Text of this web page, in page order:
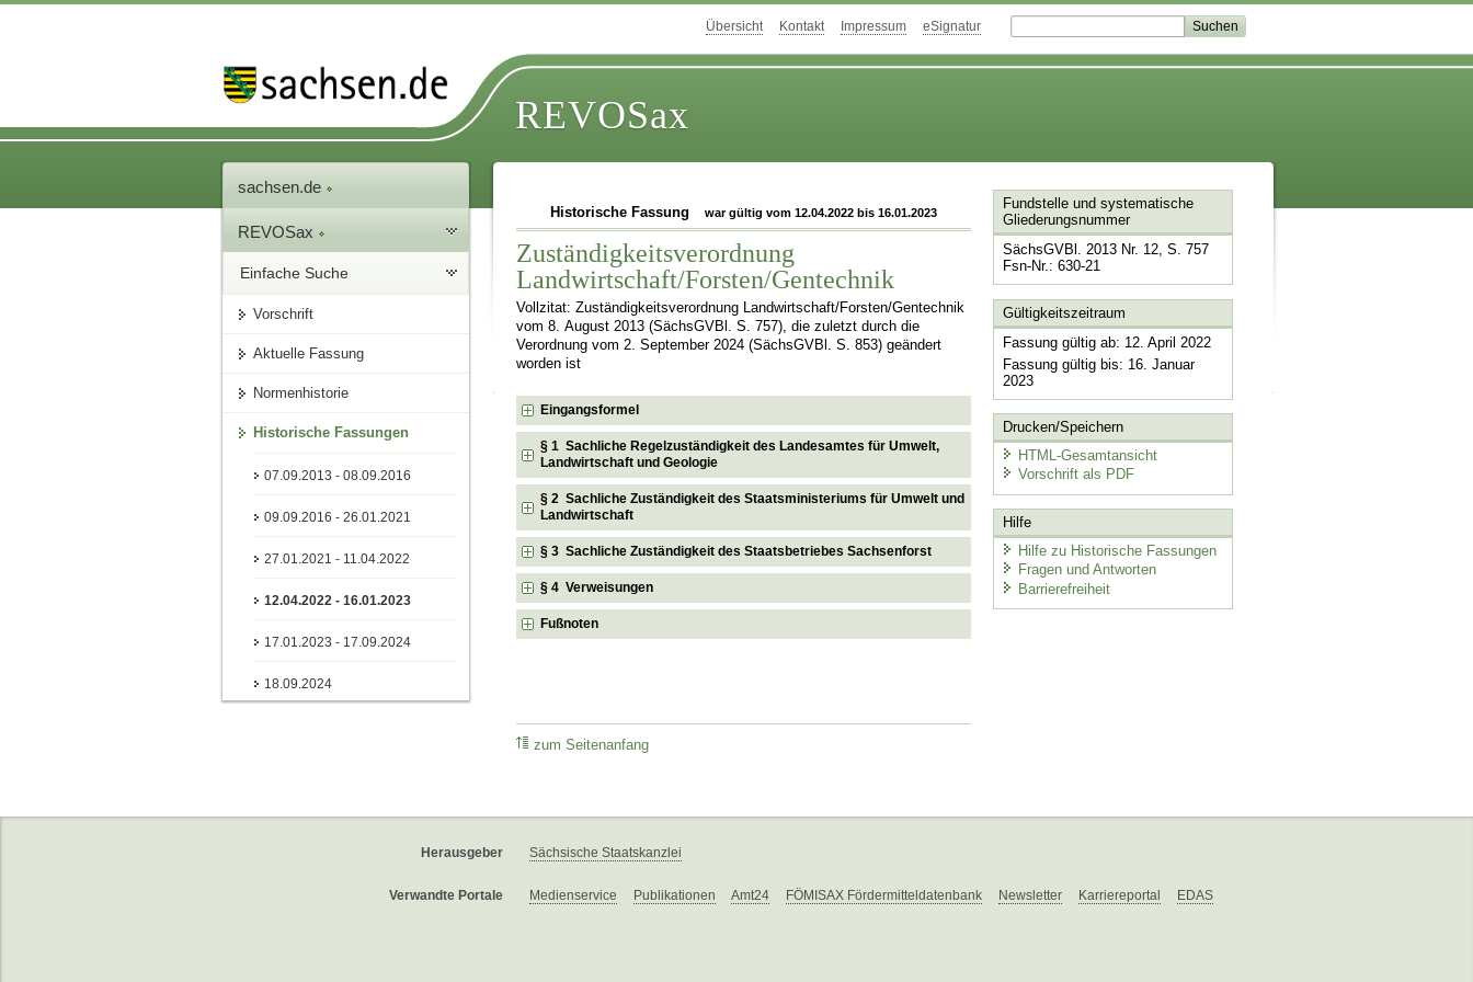
Übersicht Kontakt Impressum eSignatur
REVOSax
sachsen.de
REVOSax
Einfache Suche
Vorschrift
Aktuelle Fassung
Normenhistorie
Historische Fassungen
07.09.2013 - 08.09.2016
09.09.2016 - 26.01.2021
27.01.2021 - 11.04.2022
12.04.2022 - 16.01.2023
17.01.2023 - 17.09.2024
18.09.2024
Historische Fassung war gültig vom 12.04.2022 bis 16.01.2023
Zuständigkeitsverordnung
Landwirtschaft/Forsten/Gentechnik
Vollzitat: Zuständigkeitsverordnung Landwirtschaft/Forsten/Gentechnik
vom 8. August 2013 (SächsGVBl. S. 757), die zuletzt durch die
Verordnung vom 2. September 2024 (SächsGVBl. S. 853) geändert
worden ist
Eingangsformel
§ 1 Sachliche Regelzuständigkeit des Landesamtes für Umwelt,
Landwirtschaft und Geologie
§ 2 Sachliche Zuständigkeit des Staatsministeriums für Umwelt und
Landwirtschaft
§ 3 Sachliche Zuständigkeit des Staatsbetriebes Sachsenforst
§ 4 Verweisungen
Fußnoten
zum Seitenanfang
Fundstelle und systematische
Gliederungsnummer
SächsGVBl. 2013 Nr. 12, S. 757
Fsn-Nr.: 630-21
Gültigkeitszeitraum
Fassung gültig ab: 12. April 2022
Fassung gültig bis: 16. Januar
2023
Drucken/Speichern
HTML-Gesamtansicht
Vorschrift als PDF
Hilfe
Hilfe zu Historische Fassungen
Fragen und Antworten
Barrierefreiheit
Herausgeber Sächsische Staatskanzlei
Verwandte Portale Medienservice Publikationen Amt24 FÖMISAX Fördermitteldatenbank Newsletter Karriereportal EDAS